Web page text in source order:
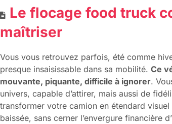
Le flocage food truck
maîtriser
Vous vous retrouvez parfois, été comme
presque insaisissable dans sa mobilité. Ce
mouvante, piquante, difficile à ignorer.
univers, capable d’attirer, mais aussi de
transformer votre camion en étendard
baissée, sans cerner l’envergure financière